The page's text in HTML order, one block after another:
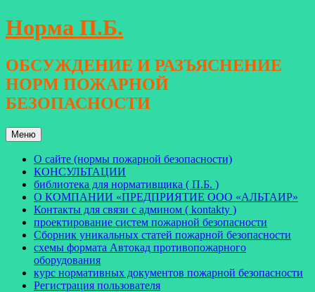
Перейти
к
Норма П.Б.
ОБСУЖДЕНИЕ И РАЗЪЯСНЕНИЕ
НОРМ ПОЖАРНОЙ
БЕЗОПАСНОСТИ
Меню
О сайте (нормы пожарной безопасности)
КОНСУЛЬТАЦИИ
библиотека для нормативщика ( П.Б. )
О КОМПАНИИ «ПРЕДПРИЯТИЕ ООО «АЛЬТАИР»
Контакты для связи с админом ( kontakty )
проектирование систем пожарной безопасности
Сборник уникальных статей пожарной безопасности
схемы формата Автокад противопожарного
оборудования
курс нормативных документов пожарной безопасности
Регистрация пользователя